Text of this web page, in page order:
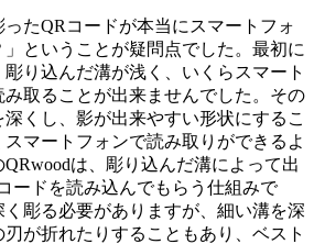
たQRコードが本当にスマートフォ
ということが疑問点でした。最初に
り込んだ溝が浅く、いくらスマート
取ることが出来ませんでした。その
くし、影が出来やすい形状にするこ
マートフォンで読み取りができるよ
は、彫り込んだ溝によって出
ードを読み込んでもらう仕組みで
彫る必要がありますが、細い溝を深
が折れたりすることもあり、ベスト